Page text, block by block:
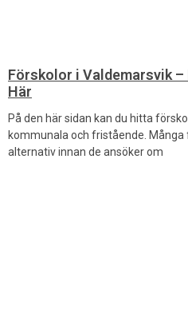
Förskolor i Valdemarsvik
Här
På den här sidan kan du hitta
kommunala och fristående.
alternativ innan de ansöker om